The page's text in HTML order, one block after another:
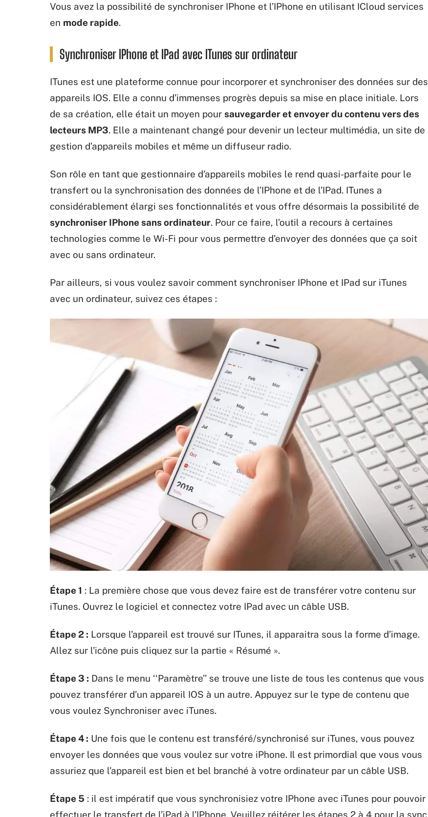
Vous avez la possibilité de synchroniser IPhone et l’IPhone en utilisant ICloud services
en mode rapide.
Synchroniser IPhone et IPad avec ITunes sur ordinateur
ITunes est une plateforme connue pour incorporer et synchroniser des données sur des
appareils IOS. Elle a connu d’immenses progrès depuis sa mise en place initiale. Lors
de sa création, elle était un moyen pour sauvegarder et envoyer du contenu vers des
lecteurs MP3. Elle a maintenant changé pour devenir un lecteur multimédia, un site de
gestion d’appareils mobiles et même un diffuseur radio.
Son rôle en tant que gestionnaire d’appareils mobiles le rend quasi-parfaite pour le
transfert ou la synchronisation des données de l’IPhone et de l’IPad. ITunes a
considérablement élargi ses fonctionnalités et vous offre désormais la possibilité de
synchroniser IPhone sans ordinateur. Pour ce faire, l’outil a recours à certaines
technologies comme le Wi-Fi pour vous permettre d’envoyer des données que ça soit
avec ou sans ordinateur.
Par ailleurs, si vous voulez savoir comment synchroniser IPhone et IPad sur iTunes
avec un ordinateur, suivez ces étapes :
Étape 1 : La première chose que vous devez faire est de transférer votre contenu sur
iTunes. Ouvrez le logiciel et connectez votre IPad avec un câble USB.
Étape 2 : Lorsque l’appareil est trouvé sur ITunes, il apparaitra sous la forme d’image.
Allez sur l’icône puis cliquez sur la partie « Résumé ».
Étape 3 : Dans le menu ‘‘Paramètre’’ se trouve une liste de tous les contenus que vous
pouvez transférer d’un appareil IOS à un autre. Appuyez sur le type de contenu que
vous voulez Synchroniser avec iTunes.
Étape 4 : Une fois que le contenu est transféré/synchronisé sur iTunes, vous pouvez
envoyer les données que vous voulez sur votre iPhone. Il est primordial que vous vous
assuriez que l’appareil est bien et bel branché à votre ordinateur par un câble USB.
Étape 5 : il est impératif que vous synchronisiez votre IPhone avec iTunes pour pouvoir
effectuer le transfert de l’iPad à l’IPhone. Veuillez réitérer les étapes 2 à 4 pour la sync